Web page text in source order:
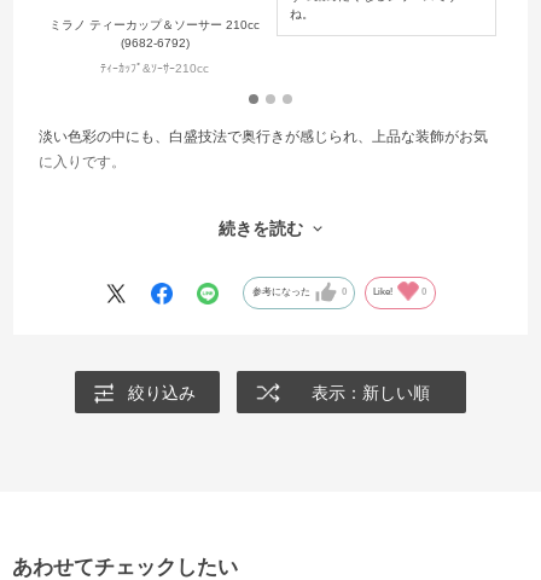
ミラノ ティーカップ＆ソーサー 210cc
(9682-6792)
ﾃｨｰｶｯﾌﾟ&ｿｰｻｰ210cc
ね。
淡い色彩の中にも、白盛技法で奥行きが感じられ、上品な装飾がお気
に入りです。
ときにも控えめながら存在感があります。
少し大きめのソーサーはティースプーンもしっかり載せられます。ま
た、カップを持ち上げた際にスプーンがずり落ちて音が鳴ることもあ
続きを読む
参考になった 0 Like! 0
絞り込み 表示：新しい順
あわせてチェックしたい